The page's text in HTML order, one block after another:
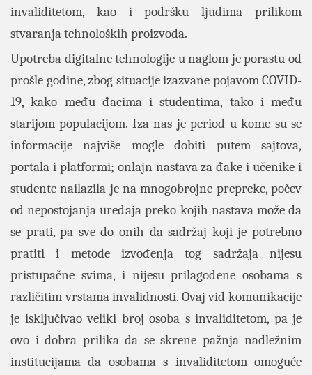
invaliditetom, kao i podršku ljudima prilikom
stvaranja tehnoloških proizvoda.
Upotreba digitalne tehnologije u naglom je porastu od
prošle godine, zbog situacije izazvane pojavom COVID-
19, kako među đacima i studentima, tako i među
starijom populacijom. Iza nas je period u kome su se
informacije najviše mogle dobiti putem sajtova,
portala i platformi; onlajn nastava za đake i učenike i
studente nailazila je na mnogobrojne prepreke, počev
od nepostojanja uređaja preko kojih nastava može da
se prati, pa sve do onih da sadržaj koji je potrebno
pratiti i metode izvođenja tog sadržaja nijesu
pristupačne svima, i nijesu prilagođene osobama s
različitim vrstama invalidnosti. Ovaj vid komunikacije
je isključivao veliki broj osoba s invaliditetom, pa je
ovo i dobra prilika da se skrene pažnja nadležnim
institucijama da osobama s invaliditetom omoguće